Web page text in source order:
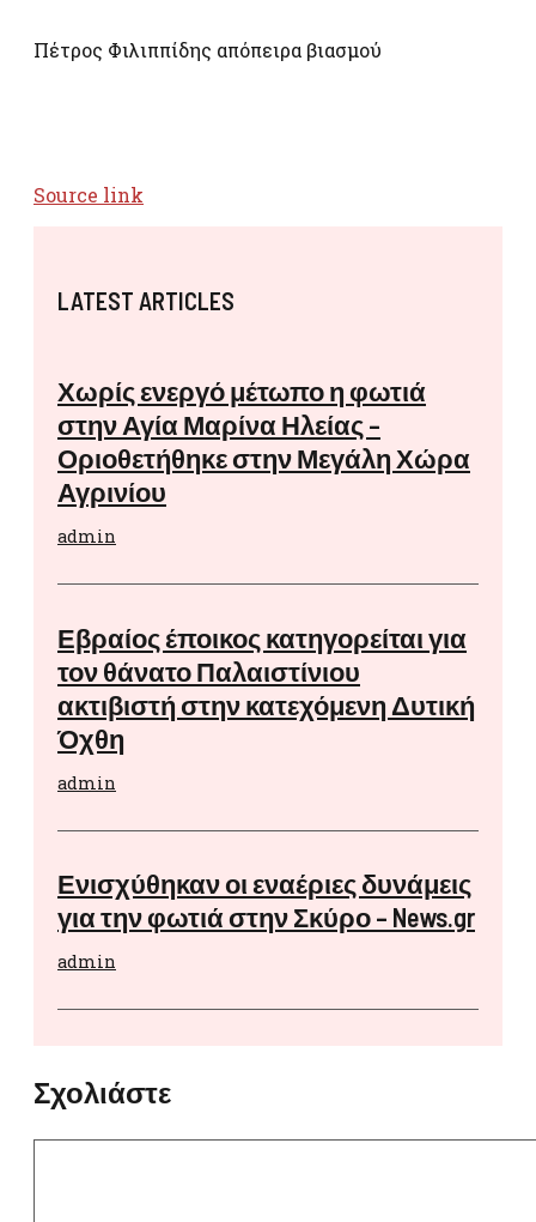
Πέτρος Φιλιππίδης απόπειρα βιασμού
Source link
LATEST ARTICLES
Χωρίς ενεργό μέτωπο η φωτιά
στην Αγία Μαρίνα Ηλείας –
Οριοθετήθηκε στην Μεγάλη Χώρα
Αγρινίου
admin
Εβραίος έποικος κατηγορείται για
τον θάνατο Παλαιστίνιου
ακτιβιστή στην κατεχόμενη Δυτική
Όχθη
admin
Ενισχύθηκαν οι εναέριες δυνάμεις
για την φωτιά στην Σκύρο – News.gr
admin
Σχολιάστε